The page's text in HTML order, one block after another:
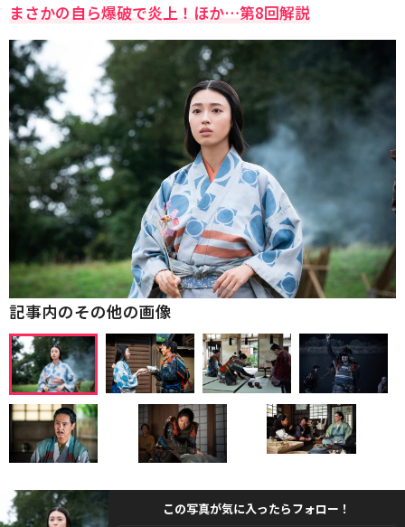
まさかの自ら爆破で炎上！ほか…第8回解説
記事内のその他の画像
この写真が気に入ったらフォロー！